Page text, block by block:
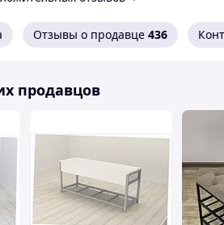
коридор с мягким
Банкетка для
Отзывы о продавце 436
продавцов